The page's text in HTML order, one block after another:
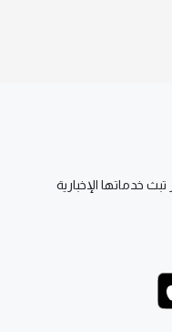
خدماتها الإخبارية